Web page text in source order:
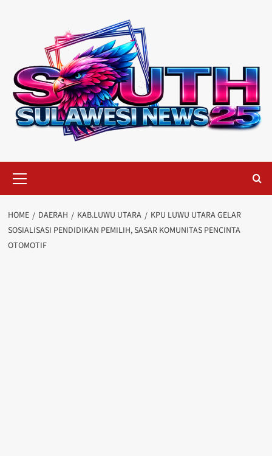
Menu
HOME DAERAH KAB.LUWU UTARA
KPU LUWU UTARA GELAR
SOSIALISASI PENDIDIKAN PEMILIH, SASAR KOMUNITAS PENCINTA
OTOMOTIF